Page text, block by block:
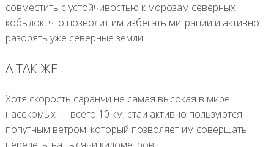
совместить с устойчивостью к морозам северных
кобылок, что позволит им избегать миграции и активно
разорять уже северные земли.
А ТАК ЖЕ
Хотя скорость саранчи не самая высокая в мире
насекомых — всего 10 км, стаи активно пользуются
попутным ветром, который позволяет им совершать